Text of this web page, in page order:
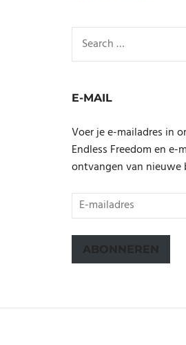
for:
E-MAIL
Voer je e-mailadres in
Endless Freedom en
ontvangen van nieuwe
E-
mailadres
ABONNEREN